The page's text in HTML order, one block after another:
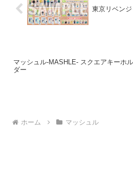
東京リベン
マッシュル-MASHLE- スクエアキーホル
ダー
ホーム マッシュル